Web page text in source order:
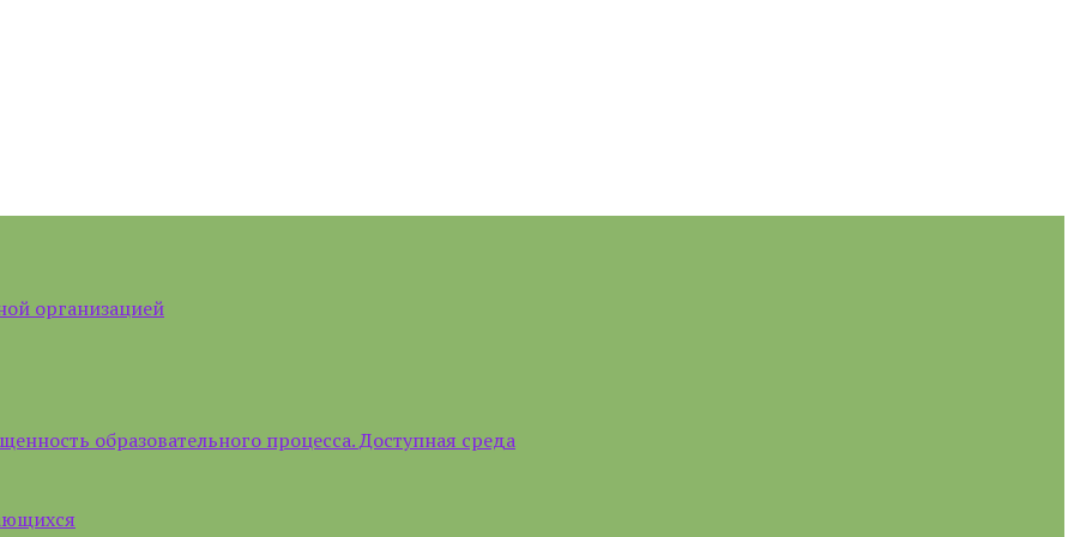
организацией
образовательного процесса. Доступная среда